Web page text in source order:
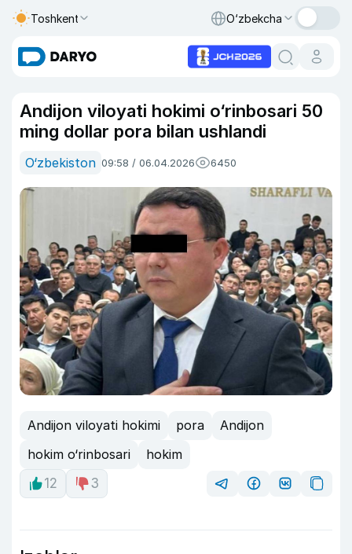
Toshkent O‘zbekcha
Andijon viloyati hokimi o‘rinbosari 50
ming dollar pora bilan ushlandi
O‘zbekiston 09:58 / 06.04.2026 6450
Andijon viloyati hokimi pora
Andijon
hokim o‘rinbosari
hokim
12
3